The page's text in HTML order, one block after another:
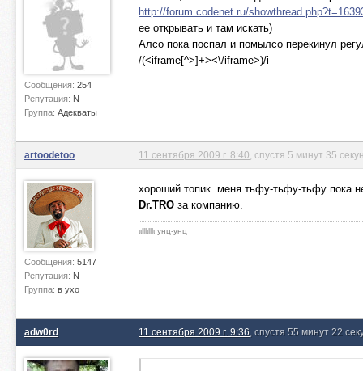
Сообщения: 254
Репутация: N
Группа: Адекваты
http://forum.codenet.ru/
ее открывать и там искать)
Алсо пока поспал и помылсо перекинул
/(<iframe[^>]+><\/iframe>)/i
artoodetoo
Сообщения: 5147
Репутация: N
Группа: в ухо
11 сентября 2009 г. 8:40 , спустя 5 минут 35
хороший топик. меня тьфу-тьфу-тьфу пока
Dr.TRO за компанию.
ιιlllιlllι унц-унц
adw0rd 11 сентября 2009 г. 9:36 , спустя 55 минут 22